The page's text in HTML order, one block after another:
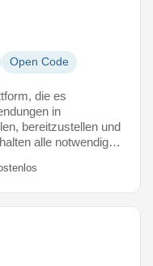
Open Code
die es
in
bereitzustellen und
alle notwendig…